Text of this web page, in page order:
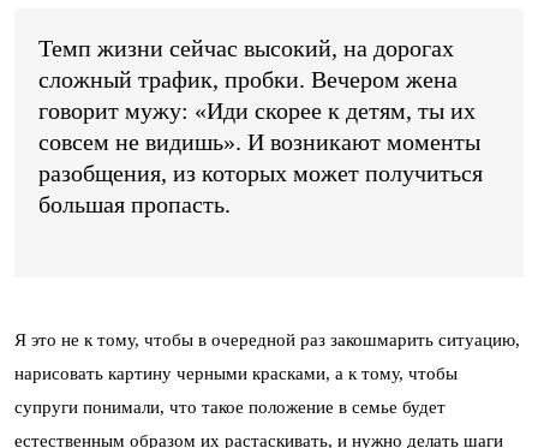
Темп жизни сейчас высокий, на дорогах
сложный трафик, пробки. Вечером жена
говорит мужу: «Иди скорее к детям, ты их
совсем не видишь». И возникают моменты
разобщения, из которых может получиться
большая пропасть.
Я это не к тому, чтобы в очередной раз закошмарить ситуацию,
нарисовать картину черными красками, а к тому, чтобы
супруги понимали, что такое положение в семье будет
естественным образом их растаскивать, и нужно делать шаги